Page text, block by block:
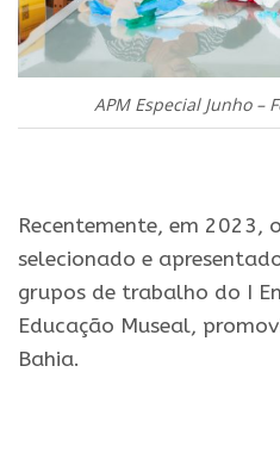
APM Especial Junho –
Recentemente, em 2023,
selecionado e
grupos de trabalho do I
Educação Museal,
Bahia.